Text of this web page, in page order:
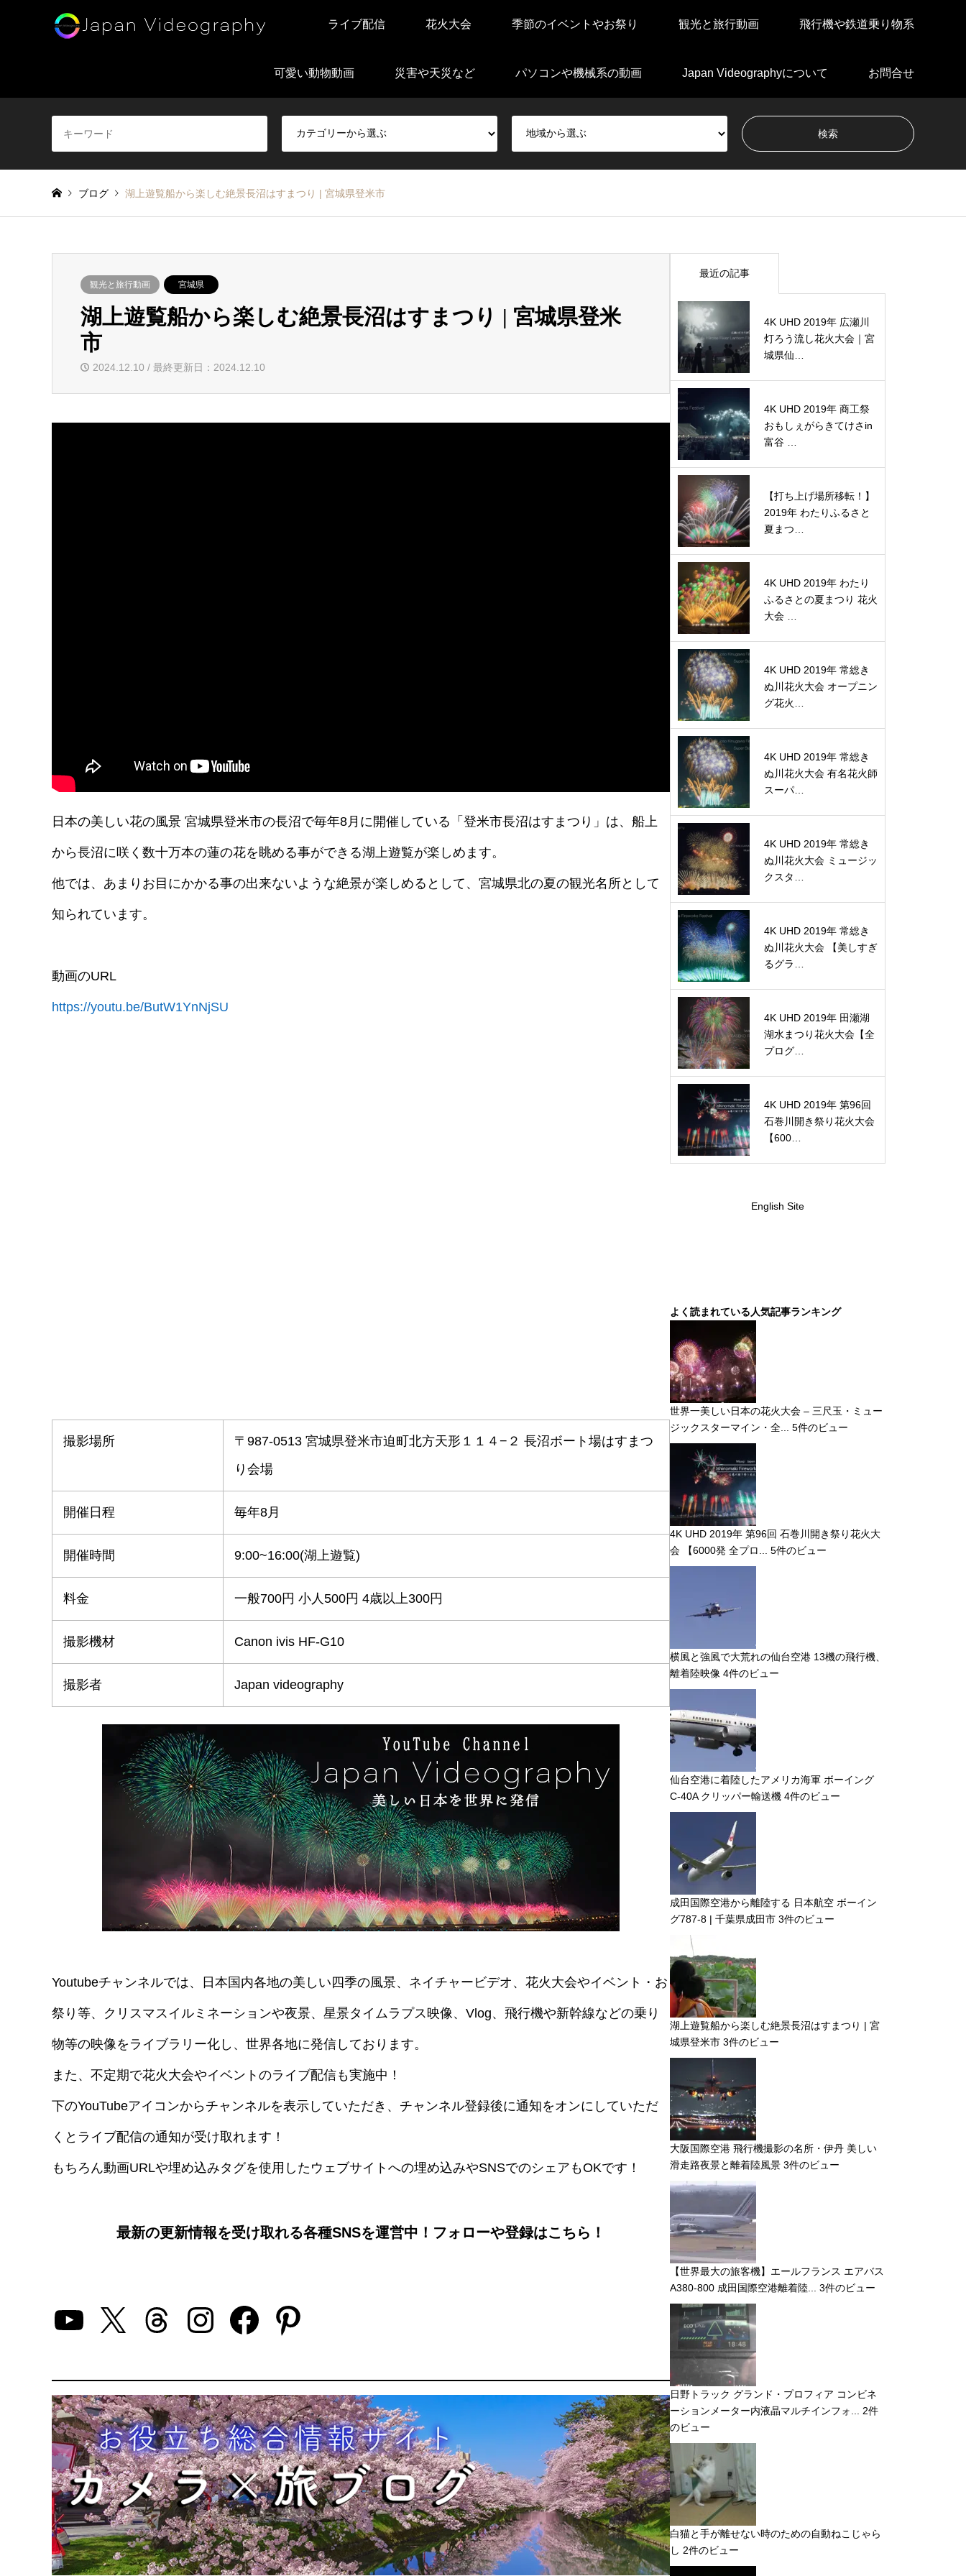
ライブ配信 花火大会 季節のイベントやお祭り 観光と旅行動画 飛行機や鉄道乗り物系
可愛い動物動画 災害や天災など パソコンや機械系の動画 Japan Videographyについて お問合せ
ブログ 湖上遊覧船から楽しむ絶景長沼はすまつり | 宮城県登米市
観光と旅行動画 宮城県
湖上遊覧船から楽しむ絶景長沼はすまつり | 宮城県登米
市
2024.12.10 / 最終更新日：2024.12.10
日本の美しい花の風景 宮城県登米市の長沼で毎年8月に開催している「登米市長沼はすまつり」は、船上
から長沼に咲く数十万本の蓮の花を眺める事ができる湖上遊覧が楽しめます。
他では、あまりお目にかかる事の出来ないような絶景が楽しめるとして、宮城県北の夏の観光名所として
知られています。
動画のURL
https://youtu.be/ButW1YnNjSU
撮影場所
〒987-0513 宮城県登米市迫町北方天形１１４−２ 長沼ボート場はすまつ
り会場
開催日程 毎年8月
開催時間 9:00~16:00(湖上遊覧)
料金 一般700円 小人500円 4歳以上300円
撮影機材 Canon ivis HF-G10
撮影者 Japan videography
Youtubeチャンネルでは、日本国内各地の美しい四季の風景、ネイチャービデオ、花火大会やイベント・お
祭り等、クリスマスイルミネーションや夜景、星景タイムラプス映像、Vlog、飛行機や新幹線などの乗り
物等の映像をライブラリー化し、世界各地に発信しております。
また、不定期で花火大会やイベントのライブ配信も実施中！
下のYouTubeアイコンからチャンネルを表示していただき、チャンネル登録後に通知をオンにしていただ
くとライブ配信の通知が受け取れます！
もちろん動画URLや埋め込みタグを使用したウェブサイトへの埋め込みやSNSでのシェアもOKです！
最新の更新情報を受け取れる各種SNSを運営中！フォローや登録はこちら！
YouTube
X Threads
Instagram
Facebook
Pinterest
最近の記事
4K UHD 2019年 広瀬川
灯ろう流し花火大会｜宮
城県仙…
4K UHD 2019年 商工祭
おもしぇがらきてけさin
富谷 …
【打ち上げ場所移転！】
2019年 わたりふるさと
夏まつ…
4K UHD 2019年 わたり
ふるさとの夏まつり 花火
大会 …
4K UHD 2019年 常総き
ぬ川花火大会 オープニン
グ花火…
4K UHD 2019年 常総き
ぬ川花火大会 有名花火師
スーパ…
4K UHD 2019年 常総き
ぬ川花火大会 ミュージッ
クスタ…
4K UHD 2019年 常総き
ぬ川花火大会 【美しすぎ
るグラ…
4K UHD 2019年 田瀬湖
湖水まつり花火大会【全
プログ…
4K UHD 2019年 第96回
石巻川開き祭り花火大会
【600…
English Site
よく読まれている人気記事ランキング
世界一美しい日本の花火大会 – 三尺玉・ミュー
ジックスターマイン・全...
5件のビュー
4K UHD 2019年 第96回 石巻川開き祭り花火大
会 【6000発 全プロ...
5件のビュー
横風と強風で大荒れの仙台空港 13機の飛行機、
離着陸映像 4件のビュー
仙台空港に着陸したアメリカ海軍 ボーイング
C-40A クリッパー輸送機 4件のビュー
成田国際空港から離陸する 日本航空 ボーイン
グ787-8 | 千葉県成田市 3件のビュー
湖上遊覧船から楽しむ絶景長沼はすまつり | 宮
城県登米市 3件のビュー
大阪国際空港 飛行機撮影の名所・伊丹 美しい
滑走路夜景と離着陸風景 3件のビュー
【世界最大の旅客機】エールフランス エアバス
A380-800 成田国際空港離着陸...
3件のビュー
日野トラック グランド・プロフィア コンビネ
ーションメーター内液晶マルチインフォ...
2件
のビュー
白猫と手が離せない時のための自動ねこじゃら
し 2件のビュー